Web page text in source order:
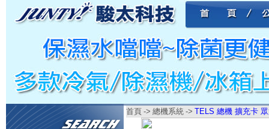
首頁 -> 總機系統 -> TELS 總機 擴充卡